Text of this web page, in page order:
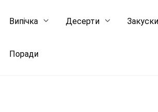
Випічка Десерти Закуски
Поради